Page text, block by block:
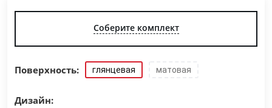
Соберите комплект
Поверхность: глянцевая матовая
Дизайн: